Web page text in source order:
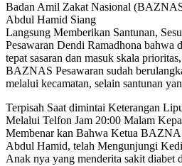
Badan Amil Zakat Nasional
Abdul Hamid Siang
Langsung Memberikan Santunan,
Pesawaran Dendi Ramadhona bahwa
tepat sasaran dan masuk skala
BAZNAS Pesawaran sudah
melalui kecamatan, selain santunan
Terpisah Saat dimintai Keterangan
Melalui Telfon Jam 20:00 Malam
Membenar kan Bahwa Ketua
Abdul Hamid, telah Mengunjungi
Anak nya yang menderita sakit diabet